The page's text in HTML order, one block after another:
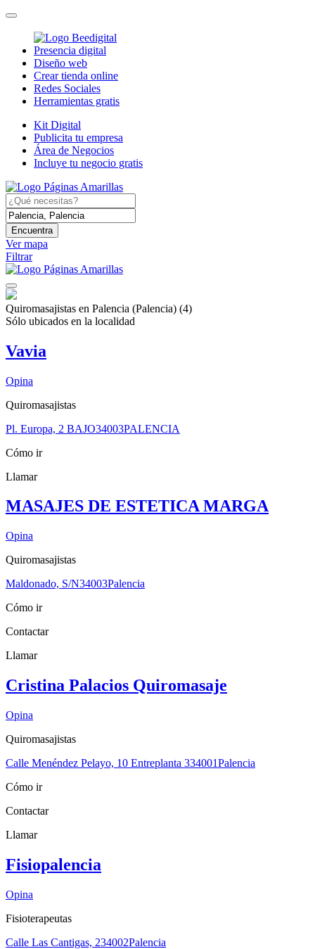
Presencia digital
Diseño web
Crear tienda online
Redes Sociales
Herramientas gratis
Kit Digital
Publicita tu empresa
Área de Negocios
Incluye tu negocio gratis
Encuentra
Ver mapa
Filtrar
Quiromasajistas en Palencia (Palencia) (4)
Sólo ubicados en la localidad
Vavia
Opina
Quiromasajistas
Pl. Europa, 2 BAJO34003PALENCIA
Cómo ir
Llamar
MASAJES DE ESTETICA MARGA
Opina
Quiromasajistas
Maldonado, S/N34003Palencia
Cómo ir
Contactar
Llamar
Cristina Palacios Quiromasaje
Opina
Quiromasajistas
Calle Menéndez Pelayo, 10 Entreplanta 334001Palencia
Cómo ir
Contactar
Llamar
Fisiopalencia
Opina
Fisioterapeutas
Calle Las Cantigas, 234002Palencia